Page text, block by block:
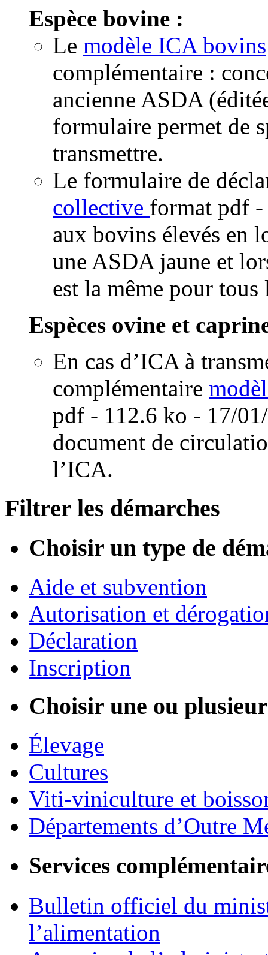
Espèce bovine :
Le modèle ICA bovins
complémentaire :
ancienne ASDA
formulaire permet de
transmettre.
Le formulaire de
collective format pdf -
aux bovins élevés en
une ASDA jaune et
est la même pour
Espèces ovine et
En cas d’ICA à
complémentaire
pdf - 112.6 ko - 17/
document de
l’ICA.
Filtrer les démarches
Choisir un type de
Aide et subvention
Autorisation et
Déclaration
Inscription
Choisir une ou
Élevage
Cultures
Viti-viniculture et
Départements d’Outre
Services
Bulletin officiel du
l’alimentation